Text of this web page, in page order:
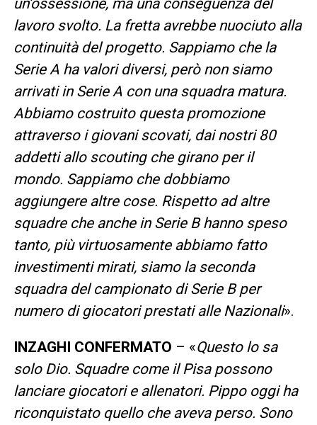
lavoro svolto. La fretta avrebbe nuociuto alla
continuità del progetto. Sappiamo che la
Serie A ha valori diversi, però non siamo
arrivati in Serie A con una squadra matura.
Abbiamo costruito questa promozione
attraverso i giovani scovati, dai nostri 80
addetti allo scouting che girano per il
mondo. Sappiamo che dobbiamo
aggiungere altre cose. Rispetto ad altre
squadre che anche in Serie B hanno speso
tanto, più virtuosamente abbiamo fatto
investimenti mirati, siamo la seconda
squadra del campionato di Serie B per
numero di giocatori prestati alle Nazionali».
INZAGHI CONFERMATO – «Questo lo sa
solo Dio. Squadre come il Pisa possono
lanciare giocatori e allenatori. Pippo oggi ha
riconquistato quello che aveva perso. Sono